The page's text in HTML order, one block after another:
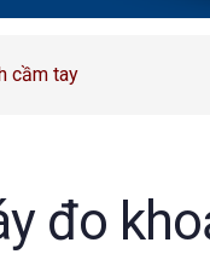
cầm tay
đo